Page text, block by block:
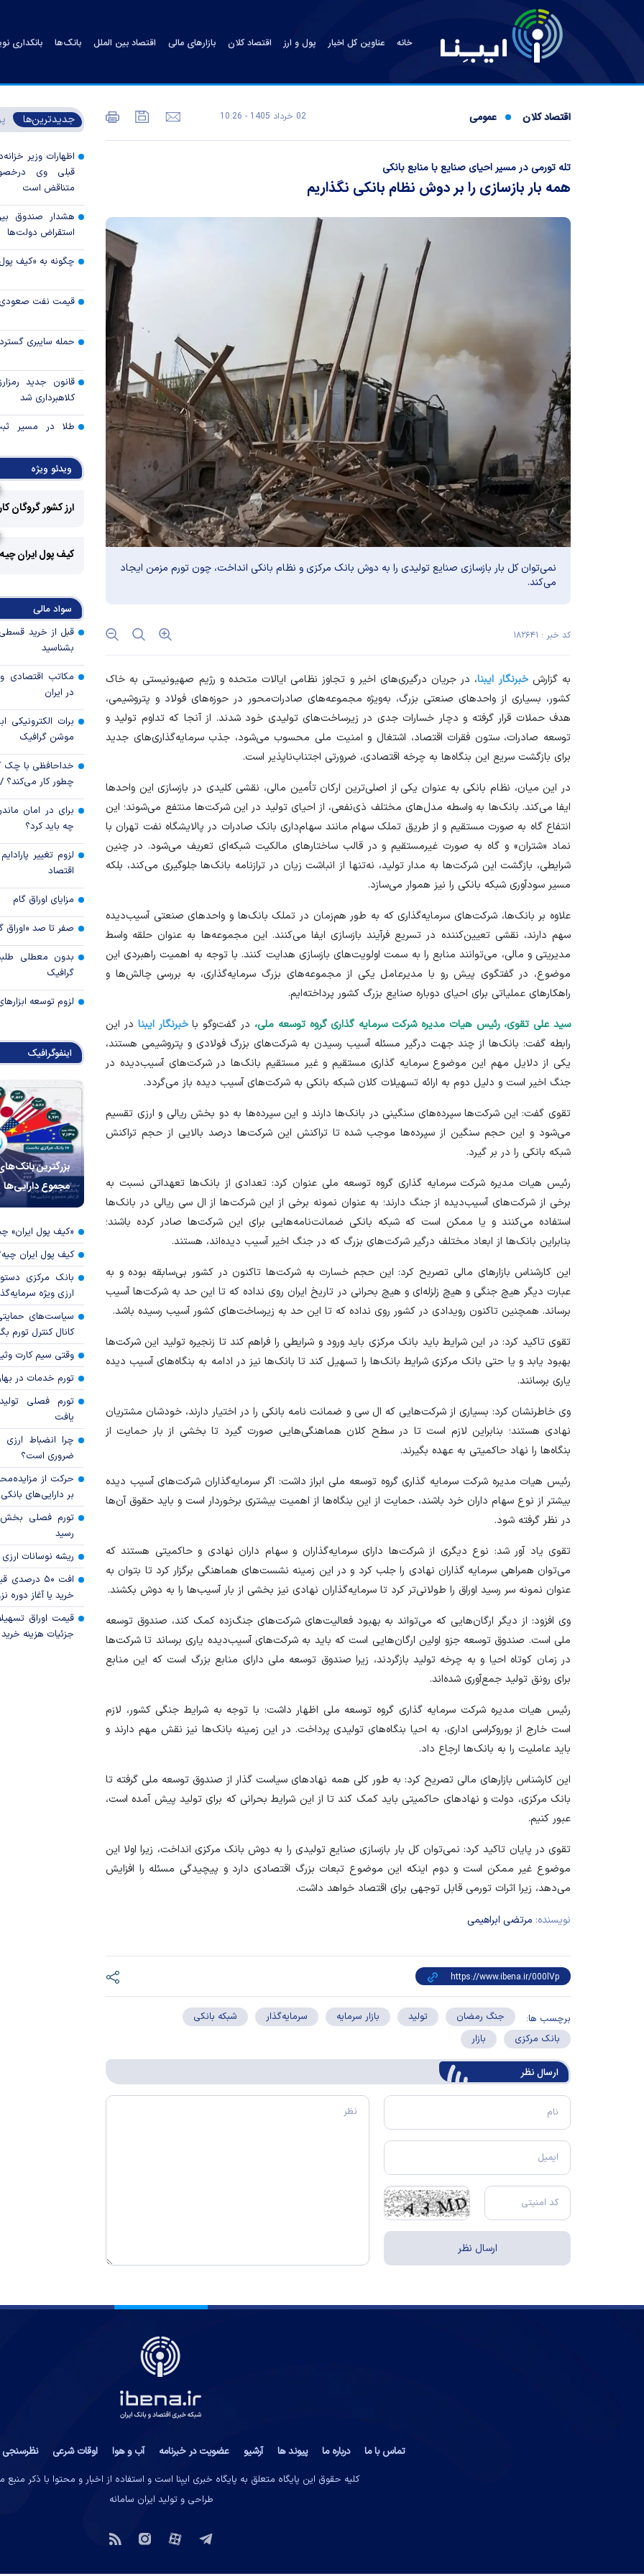
خانه عناوین کل اخبار پول و ارز اقتصاد کلان بازارهای مالی اقتصاد بین الملل بانک‌ها بانکداری
اقتصاد کلان عمومی 02 خرداد 1405 - 10:26
تله تورمی در مسیر احیای صنایع با منابع بانکی
همه بار بازسازی را بر دوش نظام بانکی نگذاریم
نمی‌توان کل بار بازسازی صنایع تولیدی را به دوش بانک مرکزی و نظام بانکی انداخت، چون تورم مزمن ایجاد
می‌کند.
کد خبر : ۱۸۲۶۴۱
به گزارشخبرنگار ایبنا، در جریان درگیری‌های اخیر و تجاوز نظامی ایالات متحده و رژیم صهیونیستی به خاک
کشور، بسیاری از واحد‌های صنعتی بزرگ، به‌ویژه مجموعه‌های صادرات‌محور در حوزه‌های فولاد و پتروشیمی،
هدف حملات قرار گرفته و دچار خسارات جدی در زیرساخت‌های تولیدی خود شدند. از آنجا که تداوم تولید و
توسعه صادرات، ستون فقرات اقتصاد، اشتغال و امنیت ملی محسوب می‌شود، جذب سرمایه‌گذاری‌های جدید
برای بازگشت سریع این بنگاه‌ها به چرخه اقتصادی، ضرورتی اجتناب‌ناپذیر است.
در این میان، نظام بانکی به عنوان یکی از اصلی‌ترین ارکان تأمین مالی، نقشی کلیدی در بازسازی این واحد‌ها
ایفا می‌کند. بانک‌ها به واسطه مدل‌های مختلف ذی‌نفعی، از احیای تولید در این شرکت‌ها منتفع می‌شوند؛ این
انتفاع گاه به صورت مستقیم و از طریق تملک سهام مانند سهام‌داری بانک صادرات در پالایشگاه نفت تهران با
نماد «شتران» و گاه به صورت غیرمستقیم و در قالب ساختار‌های مالکیت شبکه‌ای تعریف می‌شود. در چنین
شرایطی، بازگشت این شرکت‌ها به مدار تولید، نه‌تنها از انباشت زیان در ترازنامه بانک‌ها جلوگیری می‌کند، بلکه
مسیر سودآوری شبکه بانکی را نیز هموار می‌سازد.
علاوه بر بانک‌ها، شرکت‌های سرمایه‌گذاری که به طور هم‌زمان در تملک بانک‌ها و واحد‌های صنعتی آسیب‌دیده
سهم دارند، نقشی تعیین‌کننده در تسریع فرآیند بازسازی ایفا می‌کنند. این مجموعه‌ها به عنوان حلقه‌ واسط
مدیریتی و مالی، می‌توانند منابع را به سمت اولویت‌های بازسازی هدایت کنند. با توجه به اهمیت راهبردی این
موضوع، در گفتگوی پیش رو با مدیرعامل یکی از مجموعه‌های بزرگ سرمایه‌گذاری، به بررسی چالش‌ها و
راهکار‌های عملیاتی برای احیای دوباره صنایع بزرگ کشور پرداخته‌ایم.
سید علی تقوی، رئیس هیات مدیره شرکت سرمایه گذاری گروه توسعه ملی، در گفت‌و‌گو باخبرنگار ایبنا در این
رابطه گفت: بانک‌ها از چند جهت درگیر مسئله آسیب رسیدن به شرکت‌های بزرگ فولادی و پتروشیمی هستند،
یکی از دلایل مهم این موضوع سرمایه گذاری مستقیم و غیر مستقیم بانک‌ها در شرکت‌های آسیب‌دیده در
جنگ اخیر است و دلیل دوم به ارائه تسهیلات کلان شبکه بانکی به شرکت‌های آسیب دیده باز می‌گردد.
تقوی گفت: این شرکت‌ها سپرده‌های سنگینی در بانک‌ها دارند و این سپرده‌ها به دو بخش ریالی و ارزی تقسیم
می‌شود و این حجم سنگین از سپرد‌ه‌ها موجب شده تا تراکنش این شرکت‌ها درصد بالایی از حجم تراکنش
شبکه بانکی را در بر گیرد.
رئیس هیات مدیره شرکت سرمایه گذاری گروه توسعه ملی عنوان کرد: تعدادی از بانک‌ها تعهداتی نسبت به
برخی از شرکت‌های آسیب‌دیده از جنگ دارند؛ به عنوان نمونه برخی از این شرکت‌ها از ال سی ریالی در بانک‌ها
استفاده می‌کنند و یا ممکن است که شبکه بانکی ضمانت‌نامه‌هایی برای این شرکت‌ها صادر کرده باشند؛
بنابراین بانک‌ها از ابعاد مختلف درگیر شرکت‌های بزرگ که در جنگ اخیر آسیب دیده‌اند، هستند.
این کارشناس بازار‌های مالی تصریح کرد: این حجم خسارت به شرکت‌ها تاکنون در کشور بی‌سابقه بوده و به
عبارت دیگر هیچ جنگی و هیچ زلزله‌ای و هیچ بحرانی در تاریخ ایران روی نداده که تا این حد به شرکت‌ها آسیب
برساند. همچنین تاکنون رویدادی در کشور روی نداده که تا این حد به زیرساخت‌های کشور آسیب رسیده باشد.
تقوی تاکید کرد: در این شرایط باید بانک مرکزی باید ورود و شرایطی را فراهم کند تا زنجیره تولید این شرکت‌ها
بهبود یابد و یا حتی بانک مرکزی شرایط بانک‌ها را تسهیل کند تا بانک‌ها نیز در ادامه به بنگاه‌های آسیب دیده
یاری برسانند.
وی خاطرنشان کرد: بسیاری از شرکت‌هایی که ال سی و ضمانت نامه بانکی را در اختیار دارند، خودشان مشتریان
نهادی هستند؛ بنابراین لازم است تا در سطح کلان هماهنگی‌هایی صورت گیرد تا بخشی از بار حمایت از
بنگاه‌ها را نهاد حاکمیتی به عهده بگیرند.
رئیس هیات مدیره شرکت سرمایه گذاری گروه توسعه ملی ابراز داشت: اگر سرمایه‌گذاران شرکت‌های آسیب دیده
بیشتر از نوع سهام داران خرد باشند، حمایت از این بنگاه‌ها از اهمیت بیشتری برخوردار است و باید حقوق آن‌ها
در نظر گرفته شود.
تقوی یاد آور شد: نوع دیگری از شرکت‌ها دارای سرمایه‌گذاران و سهام داران نهادی و حاکمیتی هستند که
می‌توان همراهی سرمایه گذاران نهادی را جلب کرد و در این زمینه نشست‌های هماهنگی برگزار کرد تا بتوان به
عنوان نمونه سر رسید اوراق را طولانی‌تر کرد تا سرمایه‌گذاران نهادی نیز بخشی از بار آسیب‌ها را به دوش بکشند.
وی افزود: از دیگر ارگان‌هایی که می‌تواند به بهبود فعالیت‌های شرکت‌های جنگ‌زده کمک کند، صندوق توسعه
ملی است. صندوق توسعه جزو اولین ارگان‌هایی است که باید به شرکت‌های آسیب‌دیده یاری برساند تا شرکت‌ها
در زمان کوتاه احیا و به چرخه تولید بازگردند، زیرا صندوق توسعه ملی دارای منابع بزرگ است که این منابع
برای رونق تولید جمع‌آوری شده‌اند.
رئیس هیات مدیره شرکت سرمایه گذاری گروه توسعه ملی اظهار داشت: با توجه به شرایط جنگی کشور، لازم
است خارج از بوروکراسی اداری، به احیا بنگاه‌های تولیدی پرداخت. در این زمینه بانک‌ها نیز نقش مهم دارند و
باید عاملیت را به بانک‌ها ارجاع داد.
این کارشناس بازار‌های مالی تصریح کرد: به طور کلی همه نهاد‌های سیاست گذار از صندوق توسعه ملی گرفته تا
بانک مرکزی، دولت و نهاد‌های حاکمیتی باید کمک کند تا از این شرایط بحرانی که برای تولید پیش آمده است،
عبور کنیم.
تقوی در پایان تاکید کرد: نمی‌توان کل بار بازسازی صنایع تولیدی را به دوش بانک مرکزی انداخت، زیرا اولا این
موضوع غیر ممکن است و دوم اینکه این موضوع تبعات بزرگ اقتصادی دارد و پیچیدگی مسئله را افزایش
می‌دهد، زیرا اثرات تورمی قابل توجهی برای اقتصاد خواهد داشت.
نویسنده: مرتضی ابراهیمی
برچسب ها: جنگ رمضان تولید بازار سرمایه سرمایه‌گذار
شبکه بانکی
بانک مرکزی
بازار
ارسال‌ نظر
جدیدترین‌ها
اظهارات وزیر
قبلی وی
متناقض است
هشدار صندوق
استقراض دولت‌ها
چگونه به «کیف
قیمت نفت صعودی
حمله سایبری
قانون جدید
کلاهبرداری شد
طلا در مسیر
توقف بی‌سابقه
چرا گاز در اروپا
مزیت رقابتی
عوارض هرمز؛
امنیت دریایی به
کدام گروه‌های
رویه جدید ارز
جزئیات
تسعیر ارز واردات
ویدئو ویژه
ارز کشور گروگان
کیف پول ایران
سواد مالی
بشناسید
مکاتب اقتصادی
در ایران
برات الکترونیکی
موشن گرافیک
خداحافظی با
چطور کار
برای در امان
چه باید کرد؟
لزوم تغییر
اقتصاد
مزایای اوراق گام
صفر تا صد «اوراق
بدون معطلی
گرافیک
لزوم توسعه
اینفوگرافیک
بزرگترین
مجموع دارایی‌ها
«کیف پول ایران»
کیف پول ایران
بانک مرکزی
ارزی ویژه
سیاست‌های
کانال کنترل تورم
وقتی سیم کارت
تورم خدمات در بهار ۱۴۰۵ چقدر
تورم فصلی
یافت
چرا انضباط
ضروری است؟
حرکت از
بر دارایی‌های بانکی
رسید
ریشه نوسانات
افت ۵۰
خرید یا آغاز دوره
قیمت اوراق
جزئیات هزینه
تماس با ما درباره ما پیوند ها آرشیو عضویت در خبرنامه آب و هوا اوقات شرعی نظرسنجی
کلیه حقوق این پایگاه متعلق به پایگاه خبری ایبِنا است و استفاده از اخبار و محتوا با ذکر
طراحی و تولید ایران سامانه